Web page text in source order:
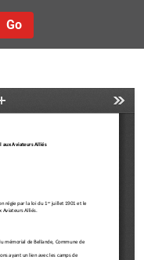
Go